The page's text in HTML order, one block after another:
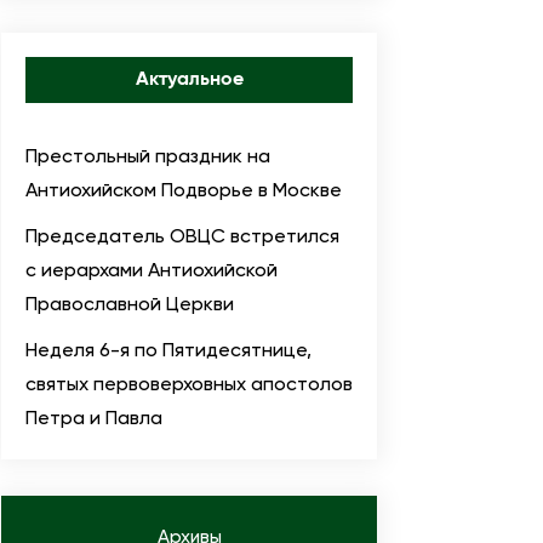
Актуальное
Престольный праздник на
Антиохийском Подворье в Москве
Председатель ОВЦС встретился
с иерархами Антиохийской
Православной Церкви
Неделя 6-я по Пятидесятнице,
святых первоверховных апостолов
Петра и Павла
Архивы